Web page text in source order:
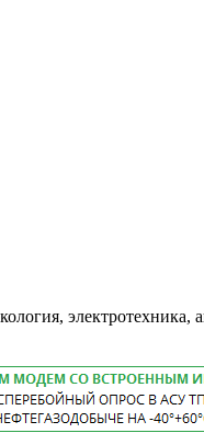
электротехника,